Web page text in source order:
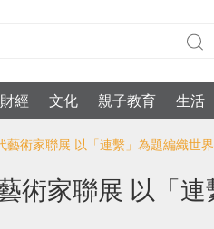
財經 文化 親子教育 生活
藝術家聯展 以「連繫」為題編織世
術家聯展 以「